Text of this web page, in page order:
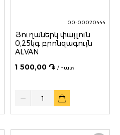
00-00020444
Յուղաներկ փայլուն
0,25կգ բրոնզագույն
ALVAN
1 500,00 ֏ / հատ